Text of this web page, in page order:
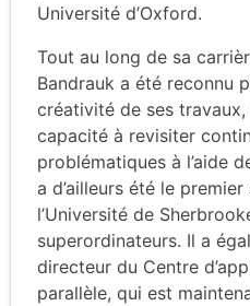
Université d’Oxford.
Tout au long de sa
Bandrauk a été reconnu
créativité de ses
capacité à revisiter
problématiques à l’aide
a d’ailleurs été le
l’Université de
superordinateurs. Il a
directeur du Centre
parallèle, qui est